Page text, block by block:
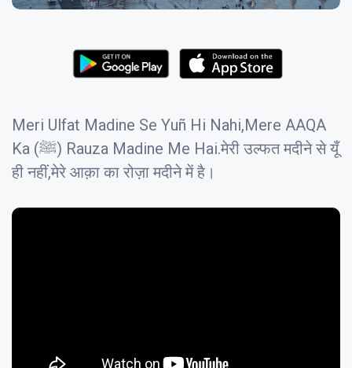
Meri Ulfat Madine Se Yuñ Hi Nahi,Mere AAQA
Ka (ﷺ) Rauza Madine Me Hai.मेरी उल्फत मदीने से यूँ
ही नहीं,मेरे आक़ा का रोज़ा मदीने में है।